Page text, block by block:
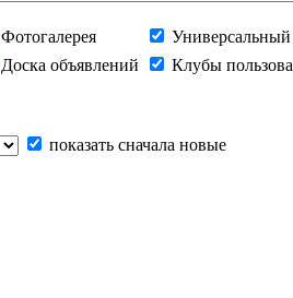
Фотогалерея Универсальный
Доска объявлений Клубы
показать сначала новые